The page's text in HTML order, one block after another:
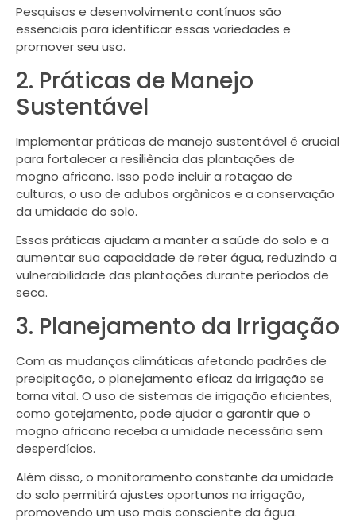
Pesquisas e desenvolvimento contínuos são
essenciais para identificar essas variedades e
promover seu uso.
2. Práticas de Manejo
Sustentável
Implementar práticas de manejo sustentável é crucial
para fortalecer a resiliência das plantações de
mogno africano. Isso pode incluir a rotação de
culturas, o uso de adubos orgânicos e a conservação
da umidade do solo.
Essas práticas ajudam a manter a saúde do solo e a
aumentar sua capacidade de reter água, reduzindo a
vulnerabilidade das plantações durante períodos de
seca.
3. Planejamento da Irrigação
Com as mudanças climáticas afetando padrões de
precipitação, o planejamento eficaz da irrigação se
torna vital. O uso de sistemas de irrigação eficientes,
como gotejamento, pode ajudar a garantir que o
mogno africano receba a umidade necessária sem
desperdícios.
Além disso, o monitoramento constante da umidade
do solo permitirá ajustes oportunos na irrigação,
promovendo um uso mais consciente da água.